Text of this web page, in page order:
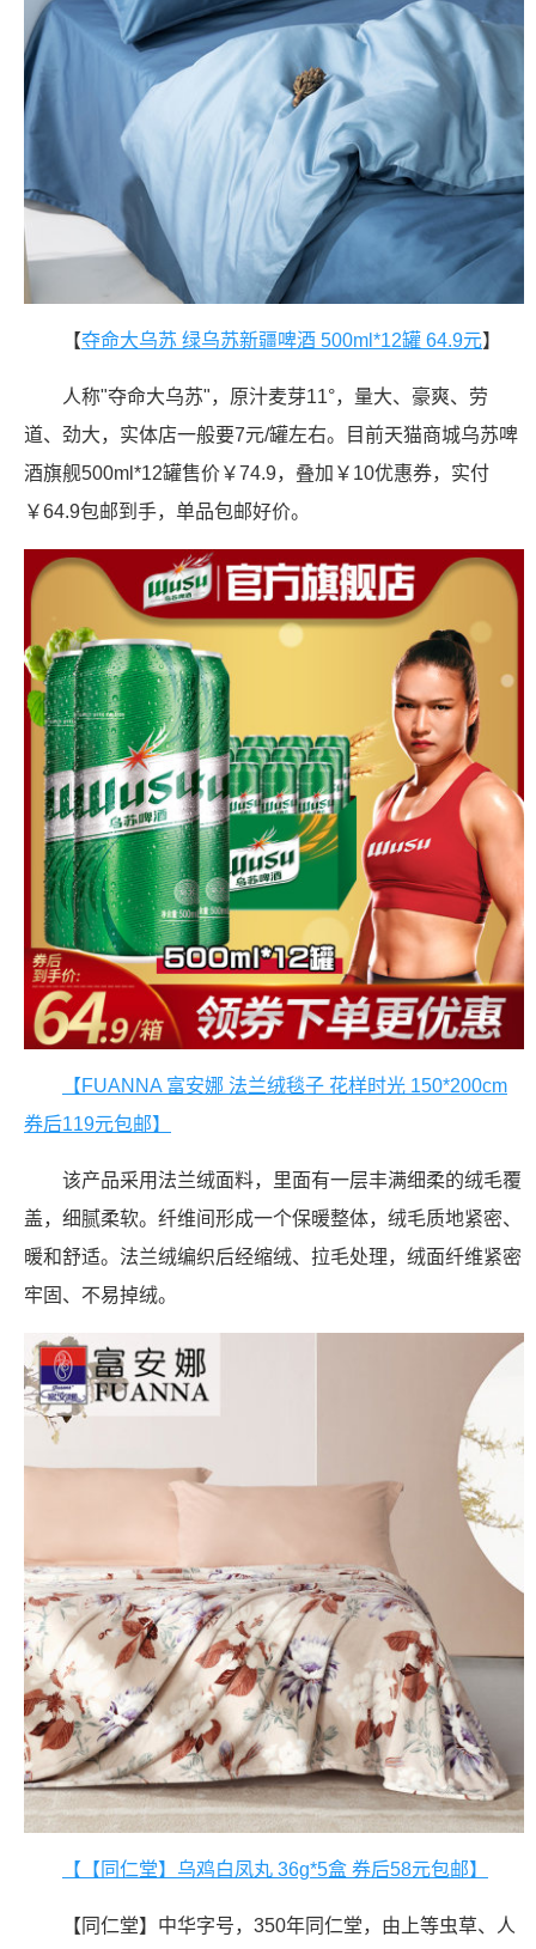
【夺命大乌苏 绿乌苏新疆啤酒 500ml*12罐 64.9元】
人称"夺命大乌苏"，原汁麦芽11°，量大、豪爽、劳
道、劲大，实体店一般要7元/罐左右。目前天猫商城乌苏啤
酒旗舰500ml*12罐售价￥74.9，叠加￥10优惠券，实付
￥64.9包邮到手，单品包邮好价。
【FUANNA 富安娜 法兰绒毯子 花样时光 150*200cm
券后119元包邮】
该产品采用法兰绒面料，里面有一层丰满细柔的绒毛覆
盖，细腻柔软。纤维间形成一个保暖整体，绒毛质地紧密、
暖和舒适。法兰绒编织后经缩绒、拉毛处理，绒面纤维紧密
牢固、不易掉绒。
【【同仁堂】乌鸡白凤丸 36g*5盒 券后58元包邮】
【同仁堂】中华字号，350年同仁堂，由上等虫草、人